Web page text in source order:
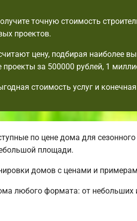
точную стоимость
проектов.
цену, подбирая наиболее
за 500000 рублей, 1
стоимость услуг и
по цене дома для
площади.
домов с ценами и
любого формата: от небольших